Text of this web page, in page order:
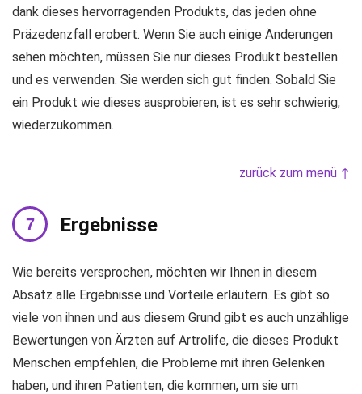
dank dieses hervorragenden Produkts, das jeden ohne
Präzedenzfall erobert. Wenn Sie auch einige Änderungen
sehen möchten, müssen Sie nur dieses Produkt bestellen
und es verwenden. Sie werden sich gut finden. Sobald Sie
ein Produkt wie dieses ausprobieren, ist es sehr schwierig,
wiederzukommen.
zurück zum menü ↑
Ergebnisse
Wie bereits versprochen, möchten wir Ihnen in diesem
Absatz alle Ergebnisse und Vorteile erläutern. Es gibt so
viele von ihnen und aus diesem Grund gibt es auch unzählige
Bewertungen von Ärzten auf Artrolife, die dieses Produkt
Menschen empfehlen, die Probleme mit ihren Gelenken
haben, und ihren Patienten, die kommen, um sie um